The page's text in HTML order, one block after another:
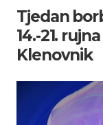
Tjedan
14.-21.
Klenovnik